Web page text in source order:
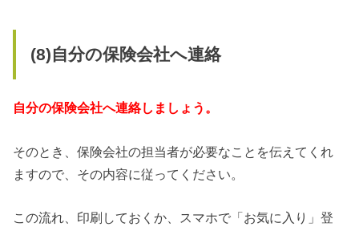
(8)自分の保険会社へ連絡
自分の保険会社へ連絡しましょう。
そのとき、保険会社の担当者が必要なことを伝えてくれ
ますので、その内容に従ってください。
この流れ、印刷しておくか、スマホで「お気に入り」登